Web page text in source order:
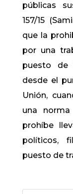
públicas
157/15
que la
por una
puesto de
desde el
Unión,
una
prohíbe
políticos,
puesto de